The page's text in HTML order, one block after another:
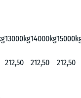
13000kg14000kg
212,50 212,50 212,50